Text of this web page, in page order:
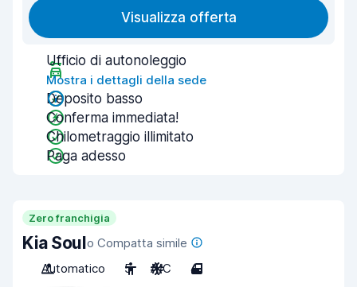
Visualizza offerta
Ufficio di autonoleggio
Mostra i dettagli della sede
Deposito basso
Conferma immediata!
Chilometraggio illimitato
Paga adesso
Zero franchigia
Kia Soulo Compatta simile
Automatico
5 A/C 4